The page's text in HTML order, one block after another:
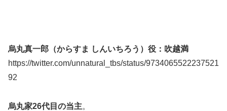
烏丸真一郎（からすま しんいちろう）役：吹越満
https://twitter.com/unnatural_tbs/status/9734065522237521
92
烏丸家26代目の当主。